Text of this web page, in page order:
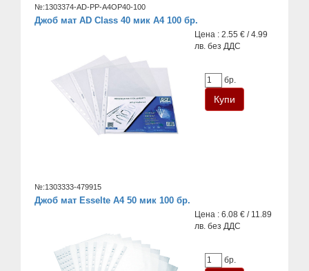
№:1303374-AD-PP-A4OP40-100
Джоб мат AD Class 40 мик A4 100 бр.
Цена : 2.55 € / 4.99
лв. без ДДС
бр.
№:1303333-479915
Джоб мат Esselte А4 50 мик 100 бр.
Цена : 6.08 € / 11.89
лв. без ДДС
бр.